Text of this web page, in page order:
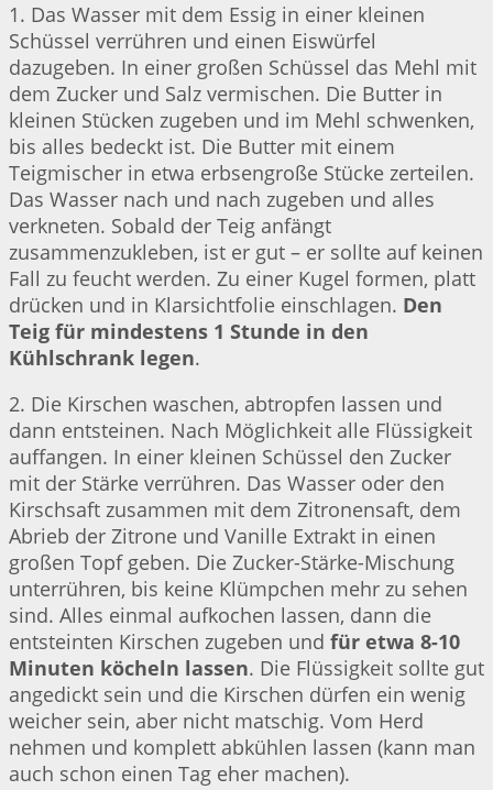
1. Das Wasser mit dem Essig in einer kleinen
Schüssel verrühren und einen Eiswürfel
dazugeben. In einer großen Schüssel das Mehl mit
dem Zucker und Salz vermischen. Die Butter in
kleinen Stücken zugeben und im Mehl schwenken,
bis alles bedeckt ist. Die Butter mit einem
Teigmischer in etwa erbsengroße Stücke zerteilen.
Das Wasser nach und nach zugeben und alles
verkneten. Sobald der Teig anfängt
zusammenzukleben, ist er gut – er sollte auf keinen
Fall zu feucht werden. Zu einer Kugel formen, platt
drücken und in Klarsichtfolie einschlagen. Den
Teig für mindestens 1 Stunde in den
Kühlschrank legen.
2. Die Kirschen waschen, abtropfen lassen und
dann entsteinen. Nach Möglichkeit alle Flüssigkeit
auffangen. In einer kleinen Schüssel den Zucker
mit der Stärke verrühren. Das Wasser oder den
Kirschsaft zusammen mit dem Zitronensaft, dem
Abrieb der Zitrone und Vanille Extrakt in einen
großen Topf geben. Die Zucker-Stärke-Mischung
unterrühren, bis keine Klümpchen mehr zu sehen
sind. Alles einmal aufkochen lassen, dann die
entsteinten Kirschen zugeben und für etwa 8-10
Minuten köcheln lassen. Die Flüssigkeit sollte gut
angedickt sein und die Kirschen dürfen ein wenig
weicher sein, aber nicht matschig. Vom Herd
nehmen und komplett abkühlen lassen (kann man
auch schon einen Tag eher machen).